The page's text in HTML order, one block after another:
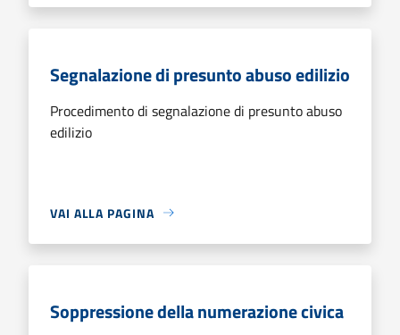
Segnalazione di presunto abuso edilizio
Procedimento di segnalazione di presunto abuso
edilizio
VAI ALLA PAGINA
Soppressione della numerazione civica